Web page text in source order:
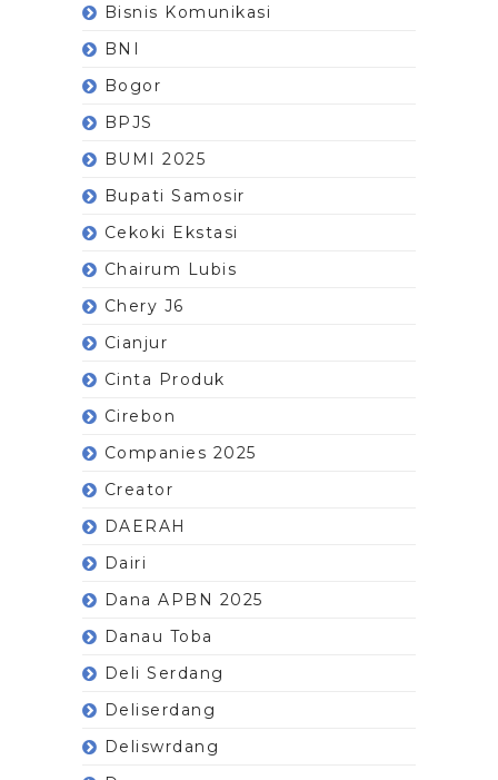
Bisnis Komunikasi
BNI
Bogor
BPJS
BUMI 2025
Bupati Samosir
Cekoki Ekstasi
Chairum Lubis
Chery J6
Cianjur
Cinta Produk
Cirebon
Companies 2025
Creator
DAERAH
Dairi
Dana APBN 2025
Danau Toba
Deli Serdang
Deliserdang
Deliswrdang